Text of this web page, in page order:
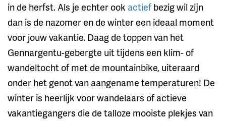
in de herfst. Als je echter ook actief bezig wil zijn
dan is de nazomer en de winter een ideaal moment
voor jouw vakantie. Daag de toppen van het
Gennargentu-gebergte uit tijdens een klim- of
wandeltocht of met de mountainbike, uiteraard
onder het genot van aangename temperaturen! De
winter is heerlijk voor wandelaars of actieve
vakantiegangers die de talloze mooiste plekjes van